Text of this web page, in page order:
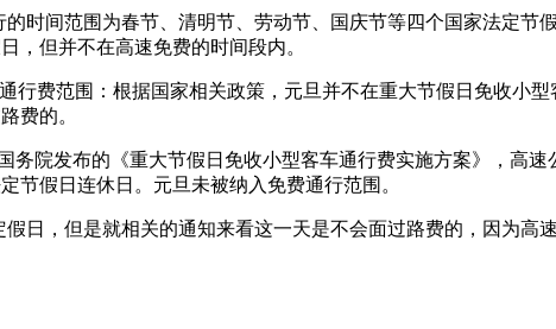
时间范围为春节、清明节、劳动节、国庆节等四个国家法定节
，但并不在高速免费的时间段内。
行费范围：根据国家相关政策，元旦并不在重大节假日免收小
费的。
院发布的《重大节假日免收小型客车通行费实施方案》，高
节假日连休日。元旦未被纳入免费通行范围。
日，但是就相关的通知来看这一天是不会面过路费的，因为高